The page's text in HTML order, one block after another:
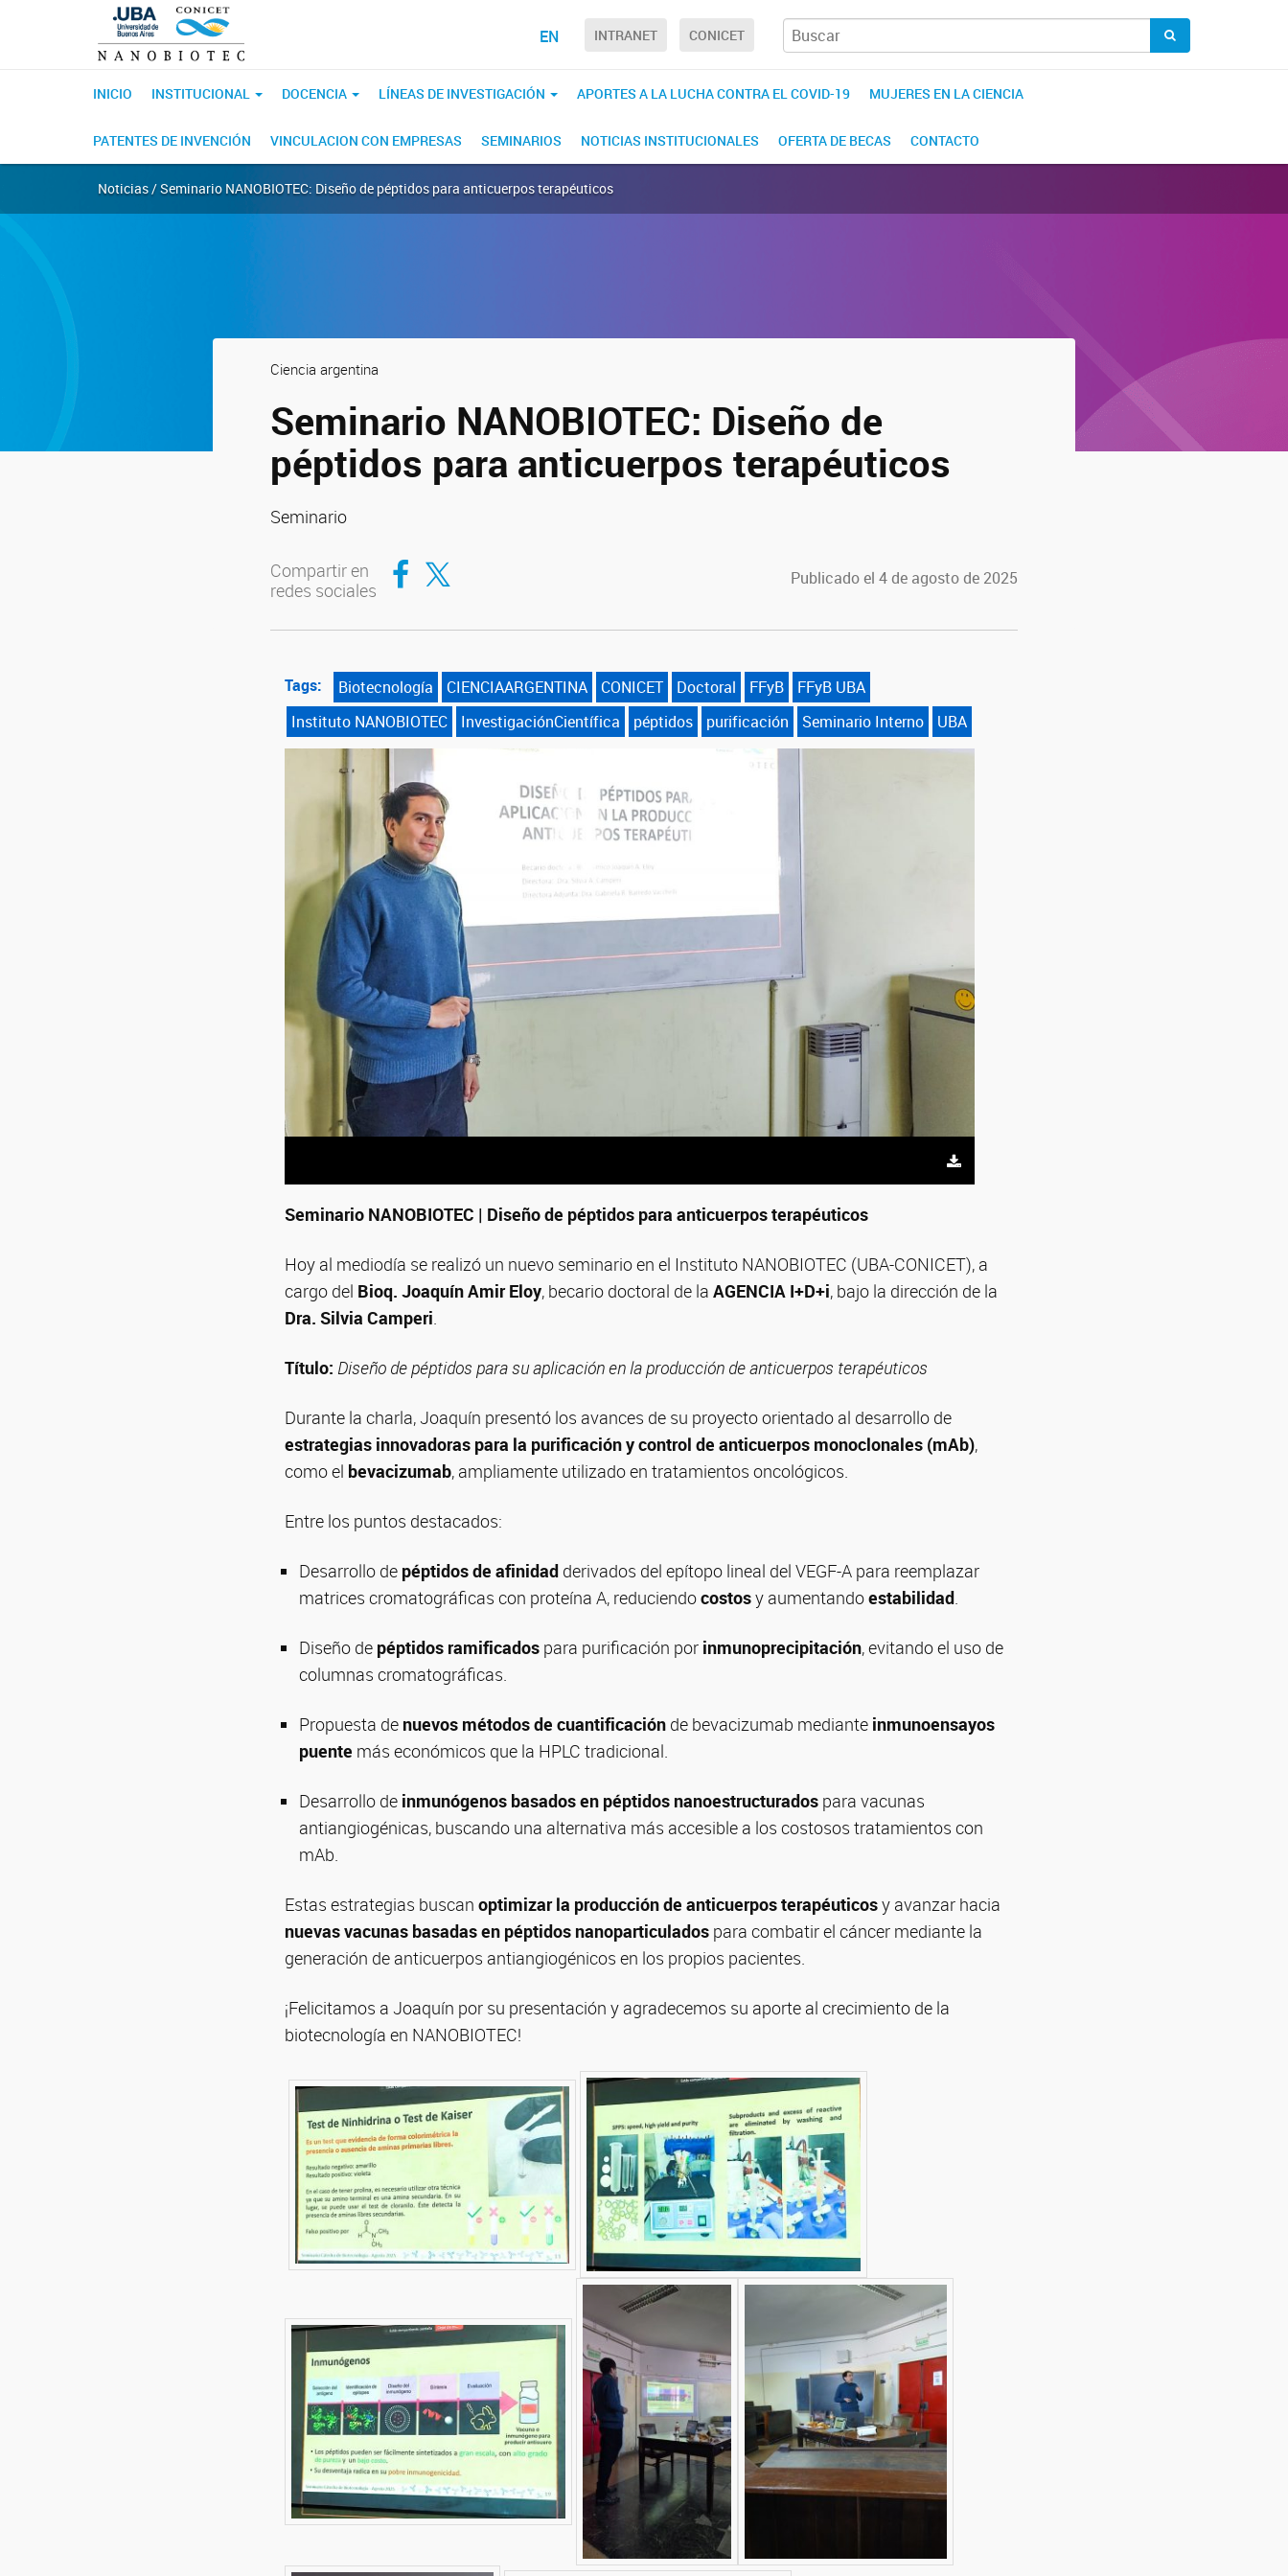
EN INTRANET CONICET
INICIO INSTITUCIONAL DOCENCIA LÍNEAS DE INVESTIGACIÓN APORTES A LA LUCHA CONTRA EL COVID-19 MUJERES EN LA CIENCIA
PATENTES DE INVENCIÓN VINCULACION CON EMPRESAS SEMINARIOS NOTICIAS INSTITUCIONALES OFERTA DE BECAS CONTACTO
Noticias / Seminario NANOBIOTEC: Diseño de péptidos para anticuerpos terapéuticos
Ciencia argentina
Seminario NANOBIOTEC: Diseño de
péptidos para anticuerpos terapéuticos
Seminario
Compartir en
redes sociales
Compartir en Facebook
Compartir en Twitter Publicado el 4 de agosto de 2025
Tags: Biotecnología CIENCIAARGENTINA CONICET Doctoral FFyB
FFyB UBA
Instituto NANOBIOTEC
InvestigaciónCientífica péptidos purificación Seminario Interno UBA
Seminario NANOBIOTEC | Diseño de péptidos para anticuerpos terapéuticos
Hoy al mediodía se realizó un nuevo seminario en el Instituto NANOBIOTEC (UBA-CONICET), a
cargo del Bioq. Joaquín Amir Eloy, becario doctoral de la AGENCIA I+D+i, bajo la dirección de la
Dra. Silvia Camperi.
Título: Diseño de péptidos para su aplicación en la producción de anticuerpos terapéuticos
Durante la charla, Joaquín presentó los avances de su proyecto orientado al desarrollo de
estrategias innovadoras para la purificación y control de anticuerpos monoclonales (mAb),
como el bevacizumab, ampliamente utilizado en tratamientos oncológicos.
Entre los puntos destacados:
Desarrollo de péptidos de afinidad derivados del epítopo lineal del VEGF-A para reemplazar
matrices cromatográficas con proteína A, reduciendocostosy aumentandoestabilidad.
Diseño de péptidos ramificados para purificación por inmunoprecipitación, evitando el uso de
columnas cromatográficas.
Propuesta de nuevos métodos de cuantificación de bevacizumab mediante inmunoensayos
puente más económicos que la HPLC tradicional.
Desarrollo de inmunógenos basados en péptidos nanoestructurados para vacunas
antiangiogénicas, buscando una alternativa más accesible a los costosos tratamientos con
mAb.
Estas estrategias buscan optimizar la producción de anticuerpos terapéuticosy avanzar hacia
nuevas vacunas basadas en péptidos nanoparticulados para combatir el cáncer mediante la
generación de anticuerpos antiangiogénicos en los propios pacientes.
¡Felicitamos a Joaquín por su presentación y agradecemos su aporte al crecimiento de la
biotecnología en NANOBIOTEC!